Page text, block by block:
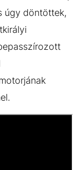
úgy döntöttek,